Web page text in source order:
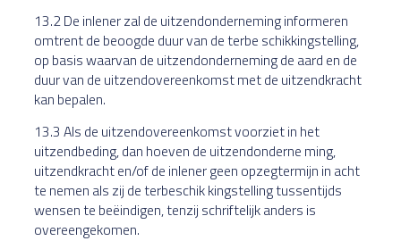
13.2 De inlener zal de uitzendonderneming informeren
omtrent de beoogde duur van de terbe schikkingstelling,
op basis waarvan de uitzendonderneming de aard en de
duur van de uitzendovereenkomst met de uitzendkracht
kan bepalen.
13.3 Als de uitzendovereenkomst voorziet in het
uitzendbeding, dan hoeven de uitzendonderne ming,
uitzendkracht en/of de inlener geen opzegtermijn in acht
te nemen als zij de terbeschik kingstelling tussentijds
wensen te beëindigen, tenzij schriftelijk anders is
overeengekomen.